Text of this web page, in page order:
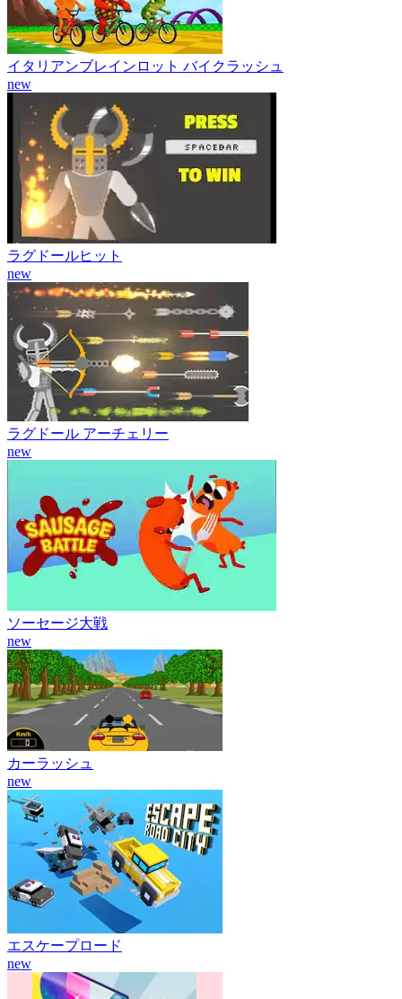
イタリアンブレインロット バイクラッシュ
new
ラグドールヒット
new
ラグドール アーチェリー
new
ソーセージ大戦
new
カーラッシュ
new
エスケープロード
new